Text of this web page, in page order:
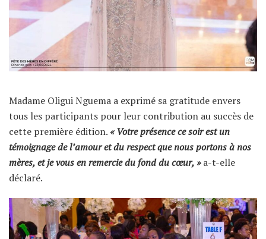
Madame Oligui Nguema a exprimé sa gratitude envers
tous les participants pour leur contribution au succès de
cette première édition.« Votre présence ce soir est un
témoignage de l’amour et du respect que nous portons à nos
mères, et je vous en remercie du fond du cœur, » a-t-elle
déclaré.